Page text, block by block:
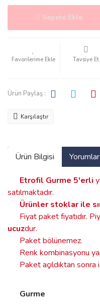
Sepete Ekle
Tavsiye Et
Ürün Paylaş :
Karşılaştır
Ürün Bilgisi Yorumlar
Etrofil Gurme 5'erli
satılmaktadır.
Ürünler stoklar ile
Fiyat paket fiyatıdır.
ucuzdur.
Paket bölünemez.
Renk kombinasyonu
Paket açıldıktan
Gurme